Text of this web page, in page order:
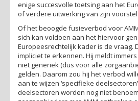
enige succesvolle toetsing aan het
of verdere uitwerking van zijn voorstel.
Of het beoogde fusieverbod voor
sich kan voldoen aan het hiervoor
Europeesrechtelijk kader is de vraag.
impliciet te erkennen. Hij meldt
niet generiek (dus voor alle
gelden. Daarom zou hij het verbod
aan te wijzen ‘specifieke
deelsectoren worden nog niet